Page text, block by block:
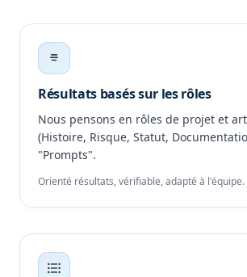
Résultats basés sur les rôles
Nous pensons en rôles de projet et
(Histoire, Risque, Statut,
"Prompts".
Orienté résultats, vérifiable, adapté à l'équipe.